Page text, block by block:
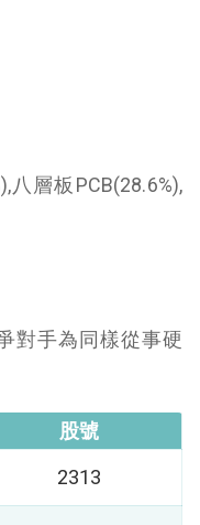
層板PCB(28.6%),
對手為同樣從事硬
股號
2313